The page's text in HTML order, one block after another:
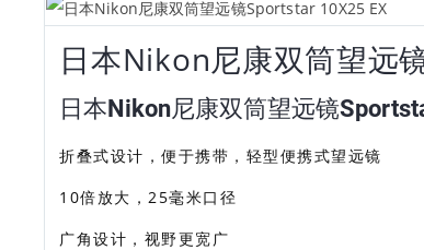
日本Nikon尼康双筒望远
日本Nikon尼康双筒望远镜
折叠式设计，便于携带，轻型便携式望远镜
10倍放大，25毫米口径
广角设计，视野更宽广